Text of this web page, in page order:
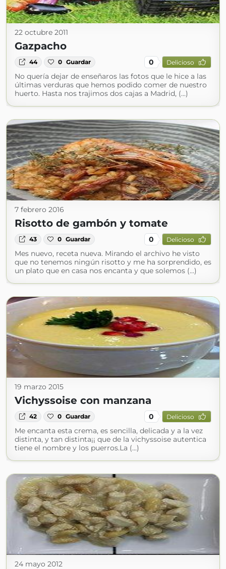
22 octubre 2011
Gazpacho
44 0 Guardar 0 Delicioso
No quería dejar de enseñaros las fotos que le hice a las
últimas verduras que hemos podido comer de nuestro
huerto. Hasta nos trajimos dos cajas a Madrid, (...)
7 febrero 2016
Risotto de gambón y tomate
43 0 Guardar 0 Delicioso
Mes nuevo, receta nueva. Mirando el archivo he visto
que no tenemos ningún risotto y me ha sorprendido, es
un plato que en casa nos encanta y que solemos (...)
19 marzo 2015
Vichyssoise con manzana
42 0 Guardar 0 Delicioso
Me encanta esta crema, es sencilla, delicada y a la vez
distinta, y tan distinta¡¡ que de la vichyssoise autentica
tiene el nombre y los puerros.La (...)
24 mayo 2012